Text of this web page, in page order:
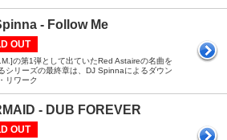
- Follow Me
OUT
の第1弾として出ていたRed Astaireの名曲を
シリーズの最終章は、DJ Spinnaによるダウン
リワーク
- DUB FOREVER
OUT